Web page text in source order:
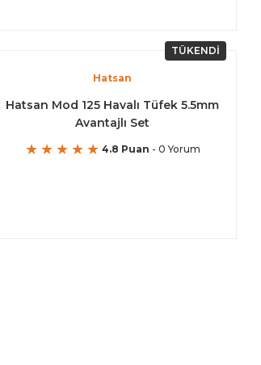
TÜKENDİ
Hatsan
Hatsan Mod 125 Havalı Tüfek 5.5mm
Avantajlı Set
4.8 Puan - 0 Yorum